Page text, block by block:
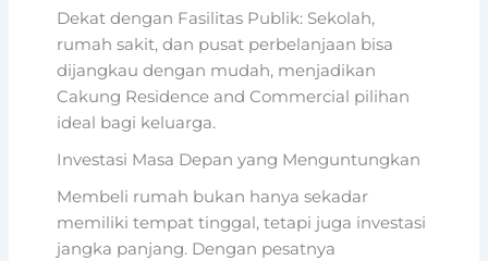
Dekat dengan Fasilitas Publik: Sekolah,
rumah sakit, dan pusat perbelanjaan bisa
dijangkau dengan mudah, menjadikan
Cakung Residence and Commercial pilihan
ideal bagi keluarga.
Investasi Masa Depan yang Menguntungkan
Membeli rumah bukan hanya sekadar
memiliki tempat tinggal, tetapi juga investasi
jangka panjang. Dengan pesatnya